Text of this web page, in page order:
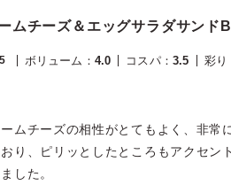
ムチーズ＆エッグサラダサンド
ボリューム ： 4.0 コスパ： 3.5 彩り
ムチーズの相性がとてもよく、非常
り、ピリッとしたところもアクセ
した。